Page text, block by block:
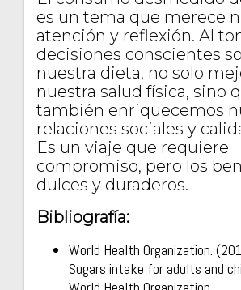
es un tema que merece
atención y reflexión. Al
decisiones conscientes
nuestra dieta, no solo
nuestra salud física, sino
también enriquecemos
relaciones sociales y
Es un viaje que requiere
compromiso, pero los
dulces y duraderos.
Bibliografía:
World Health Organization.
Sugars intake for adults and